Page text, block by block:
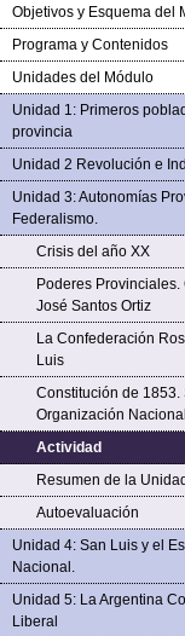
Objetivos y Esquema del
Programa y Contenidos
Unidades del Módulo
Unidad 1: Primeros
provincia
Unidad 2 Revolución e
Unidad 3: Autonomías
Federalismo.
Crisis del año XX
Poderes Provinciales.
José Santos Ortiz
La Confederación
Luis
Constitución de 1853.
Organización Nacional
Actividad
Resumen de la Unidad
Autoevaluación
Unidad 4: San Luis y el
Nacional.
Unidad 5: La Argentina
Liberal